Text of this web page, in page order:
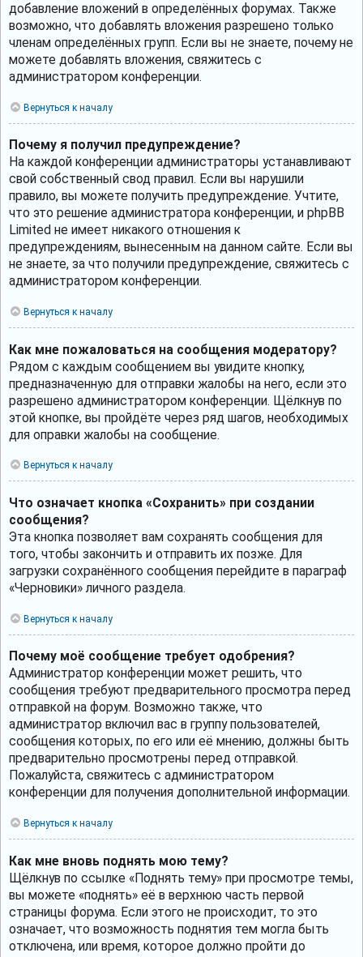
добавление вложений в определённых форумах. Также
возможно, что добавлять вложения разрешено только
членам определённых групп. Если вы не знаете, почему не
можете добавлять вложения, свяжитесь с
администратором конференции.
Вернуться к началу
Почему я получил предупреждение?
На каждой конференции администраторы устанавливают
свой собственный свод правил. Если вы нарушили
правило, вы можете получить предупреждение. Учтите,
что это решение администратора конференции, и phpBB
Limited не имеет никакого отношения к
предупреждениям, вынесенным на данном сайте. Если вы
не знаете, за что получили предупреждение, свяжитесь с
администратором конференции.
Вернуться к началу
Как мне пожаловаться на сообщения модератору?
Рядом с каждым сообщением вы увидите кнопку,
предназначенную для отправки жалобы на него, если это
разрешено администратором конференции. Щёлкнув по
этой кнопке, вы пройдёте через ряд шагов, необходимых
для оправки жалобы на сообщение.
Вернуться к началу
Что означает кнопка «Сохранить» при создании
сообщения?
Эта кнопка позволяет вам сохранять сообщения для
того, чтобы закончить и отправить их позже. Для
загрузки сохранённого сообщения перейдите в параграф
«Черновики» личного раздела.
Вернуться к началу
Почему моё сообщение требует одобрения?
Администратор конференции может решить, что
сообщения требуют предварительного просмотра перед
отправкой на форум. Возможно также, что
администратор включил вас в группу пользователей,
сообщения которых, по его или её мнению, должны быть
предварительно просмотрены перед отправкой.
Пожалуйста, свяжитесь с администратором
конференции для получения дополнительной информации.
Вернуться к началу
Как мне вновь поднять мою тему?
Щёлкнув по ссылке «Поднять тему» при просмотре темы,
вы можете «поднять» её в верхнюю часть первой
страницы форума. Если этого не происходит, то это
означает, что возможность поднятия тем могла быть
отключена, или время, которое должно пройти до